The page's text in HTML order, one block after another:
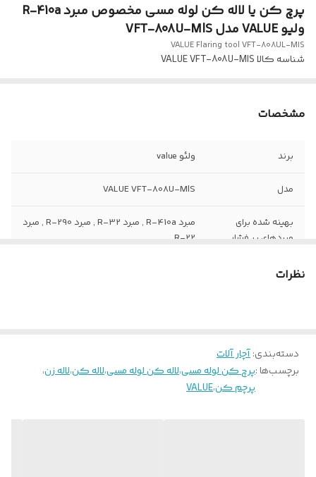
پرچ کن یا لاله کن لوله مسی مخصوص مبرد R-410a
ولیو VALUE مدل VFT-808U-MlS
VALUE Flaring tool VFT-808UL-MIS
شناسه کالاVALUE VFT-808U-MlS
مشخصات
برند ولئو value
مدل VALUE VFT-808U-MlS
بهینه شده برای
مبردهای پر فشار
مبرد R-410a , مبرد R-32 , مبرد R-290 , مبرد
R-22
ویژگی خاص
نظرات
دسته‌بندی:آچار آلات
برچسب‌ها :پرچ کن لوله مسی،لاله کن لوله مسی،لاله کن،لاله زن،
پرچم کن،VALUE